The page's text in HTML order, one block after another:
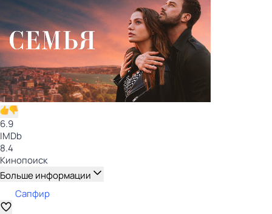
6.9
IMDb
8.4
Кинопоиск
Больше информации
Сапфир